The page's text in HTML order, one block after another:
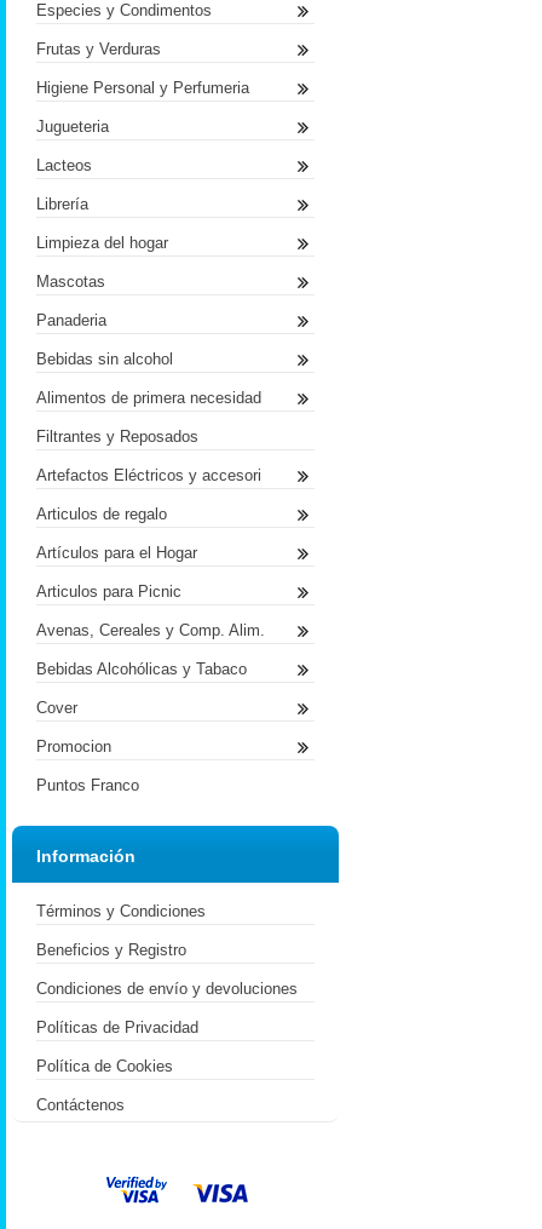
Especies y Condimentos
Frutas y Verduras
Higiene Personal y Perfumeria
Jugueteria
Lacteos
Librería
Limpieza del hogar
Mascotas
Panaderia
Bebidas sin alcohol
Alimentos de primera necesidad
Filtrantes y Reposados
Artefactos Eléctricos y accesori
Articulos de regalo
Artículos para el Hogar
Articulos para Picnic
Avenas, Cereales y Comp. Alim.
Bebidas Alcohólicas y Tabaco
Cover
Promocion
Puntos Franco
Información
Términos y Condiciones
Beneficios y Registro
Condiciones de envío y devoluciones
Políticas de Privacidad
Política de Cookies
Contáctenos